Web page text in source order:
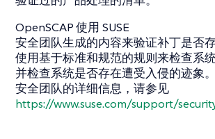
OpenSCAP 使用 SUSE
安全团队生成的内容来验证补丁是否
使用基于标准和规范的规则来检查系
并检查系统是否存在遭受入侵的迹象
安全团队的详细信息，请参见
https://www.suse.com/support/